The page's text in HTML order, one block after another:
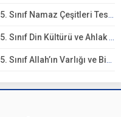
5. Sınıf Namaz Çeşitleri Testi – Online Çöz
5. Sınıf Din Kültürü ve Ahlak Bilgisi 1. Ünite: Allah İnancı Çalışmaları
5. Sınıf Allah’ın Varlığı ve Birliği Testi – Online Çöz